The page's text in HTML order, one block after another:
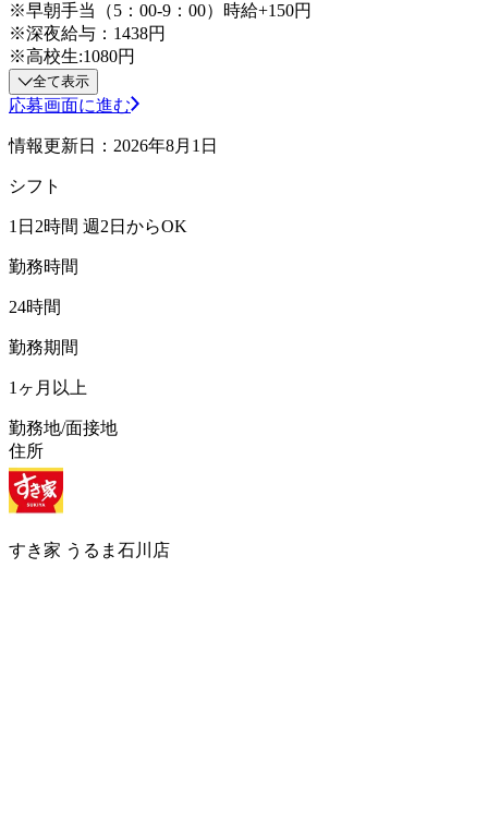
※早朝手当（5：00-9：00）時給+150円
※深夜給与：1438円
※高校生:1080円
全て表示
応募画面に進む
情報更新日：2026年8月1日
シフト
1日2時間 週2日からOK
勤務時間
24時間
勤務期間
1ヶ月以上
勤務地/面接地
住所
すき家 うるま石川店